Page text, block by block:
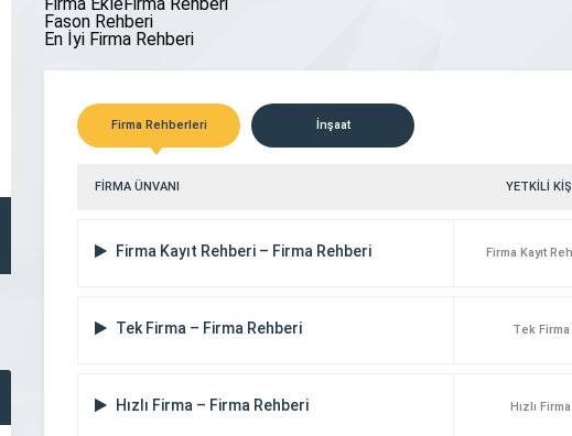
Fason Rehberi
En İyi Firma Rehberi
Firma Rehberleri İnşaat
FİRMA ÜNVANI YETKİLİ KİŞİ
Firma Kayıt Rehberi – Firma Rehberi Firma Kayıt
Tek Firma – Firma Rehberi Tek Firma
Hızlı Firma – Firma Rehberi Hızlı Firma